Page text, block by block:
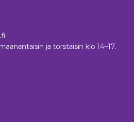
ja torstaisin klo 14–17.